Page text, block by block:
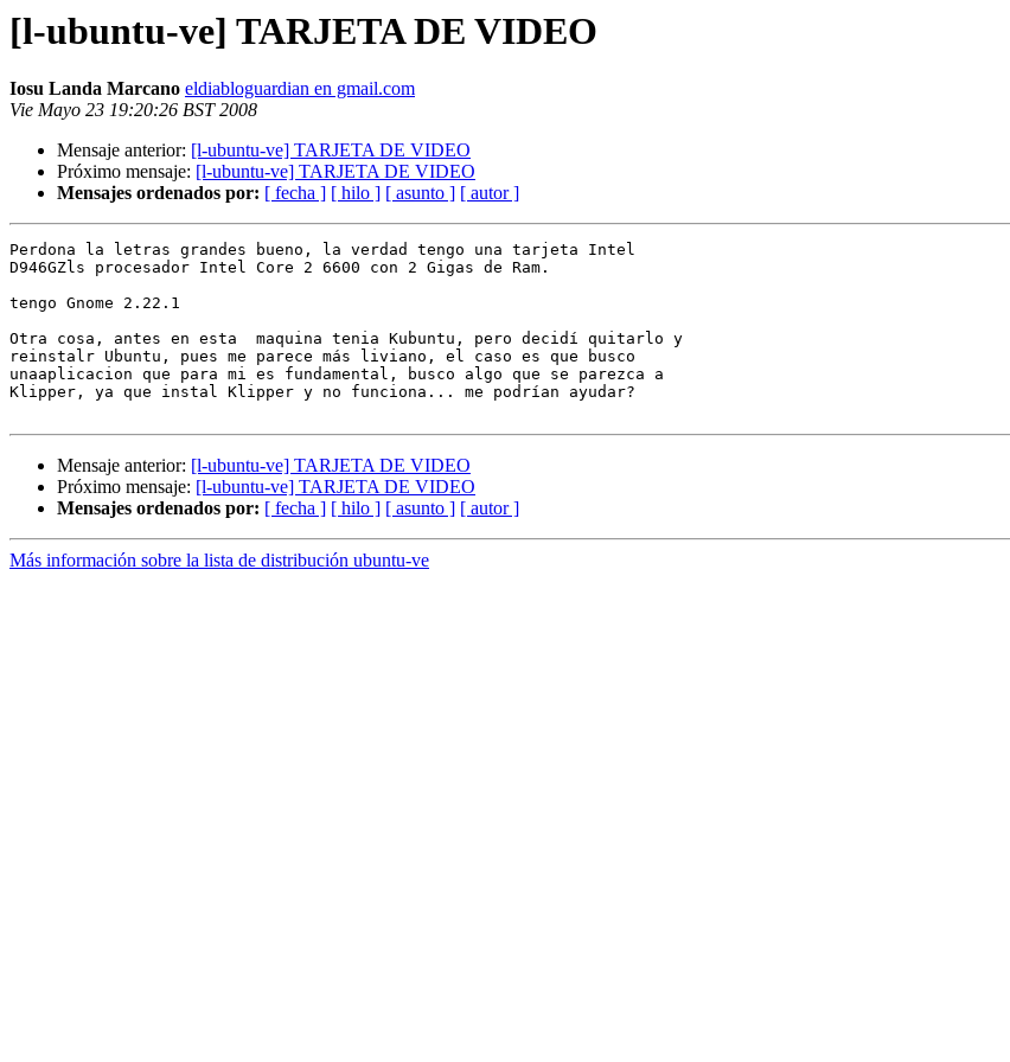
[l-ubuntu-ve] TARJETA DE VIDEO
Iosu Landa Marcano eldiabloguardian en gmail.com
Vie Mayo 23 19:20:26 BST 2008
Mensaje anterior: [l-ubuntu-ve] TARJETA DE VIDEO
Próximo mensaje: [l-ubuntu-ve] TARJETA DE VIDEO
Mensajes ordenados por: [ fecha ] [ hilo ] [ asunto ] [ autor ]
Perdona la letras grandes bueno, la verdad tengo una tarjeta Intel
D946GZls procesador Intel Core 2 6600 con 2 Gigas de Ram.
tengo Gnome 2.22.1
Otra cosa, antes en esta  maquina tenia Kubuntu, pero decidí quitarlo y
reinstalr Ubuntu, pues me parece más liviano, el caso es que busco
unaaplicacion que para mi es fundamental, busco algo que se parezca a
Klipper, ya que instal Klipper y no funciona... me podrían ayudar?
Mensaje anterior: [l-ubuntu-ve] TARJETA DE VIDEO
Próximo mensaje: [l-ubuntu-ve] TARJETA DE VIDEO
Mensajes ordenados por: [ fecha ] [ hilo ] [ asunto ] [ autor ]
Más información sobre la lista de distribución ubuntu-ve